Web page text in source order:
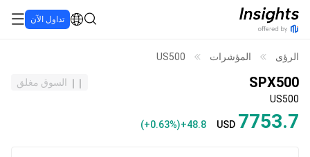
تداول الآن
الرؤى المؤشرات US500
SPX500
السوق مغلق
US500
7753.7
USD
+48.8
(+0.63%)